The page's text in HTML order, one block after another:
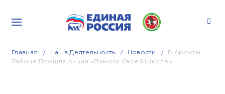
Главная Наша Деятельность Новости
В Арском
Районе Прошла Акция «Помоги Своей Школе!»